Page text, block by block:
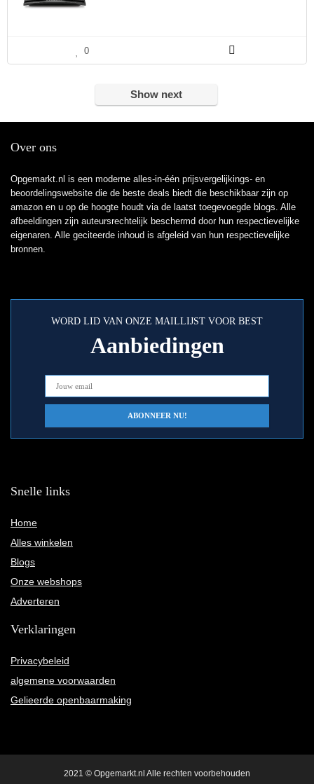
0
Show next
Over ons
Opgemarkt.nl is een moderne alles-in-één prijsvergelijkings- en
beoordelingswebsite die de beste deals biedt die beschikbaar zijn op
amazon en u op de hoogte houdt via de laatst toegevoegde blogs. Alle
afbeeldingen zijn auteursrechtelijk beschermd door hun respectievelijke
eigenaren. Alle geciteerde inhoud is afgeleid van hun respectievelijke
bronnen.
WORD LID VAN ONZE MAILLIJST VOOR BEST
Aanbiedingen
Snelle links
Home
Alles winkelen
Blogs
Onze webshops
Adverteren
Verklaringen
Privacybeleid
algemene voorwaarden
Gelieerde openbaarmaking
2021 © Opgemarkt.nl Alle rechten voorbehouden